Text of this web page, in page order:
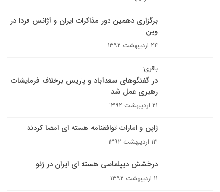
برگزاری دهمین دور مذاکرات ایران و آژانس فردا در
وین
۲۴ اردیبهشت ۱۳۹۲
باقری:
در گفتگوهای سعدآباد و پاریس برخلاف فرمایشات
رهبری عمل شد
۲۱ اردیبهشت ۱۳۹۲
ژاپن و امارات توافقنامه هسته ای امضا کردند
۱۳ اردیبهشت ۱۳۹۲
درخشش دیپلماسی هسته ای ایران در ژنو
۱۱ اردیبهشت ۱۳۹۲